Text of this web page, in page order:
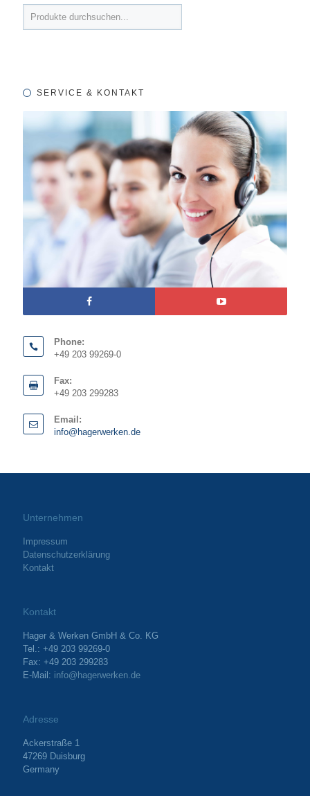
SERVICE & KONTAKT
Phone:
+49 203 99269-0
Fax:
+49 203 299283
Email:
info@hagerwerken.de
Unternehmen
Impressum
Datenschutzerklärung
Kontakt
Kontakt
Hager & Werken GmbH & Co. KG
Tel.: +49 203 99269-0
Fax: +49 203 299283
E-Mail: info@hagerwerken.de
Adresse
Ackerstraße 1
47269 Duisburg
Germany